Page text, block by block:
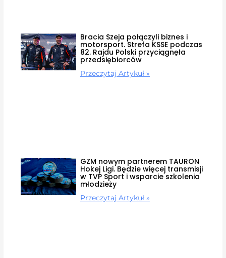
Bracia Szeja połączyli biznes i
motorsport. Strefa KSSE podczas
82. Rajdu Polski przyciągnęła
przedsiębiorców
Przeczytaj Artykuł »
GZM nowym partnerem TAURON
Hokej Ligi. Będzie więcej transmisji
w TVP Sport i wsparcie szkolenia
młodzieży
Przeczytaj Artykuł »